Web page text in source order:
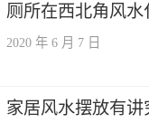
厕所在西北角风水
2020 年 6 月 7 日
家居风水摆放有讲